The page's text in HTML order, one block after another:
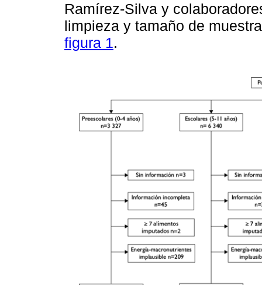
Ramírez-Silva y
limpieza y tamaño de
figura 1.